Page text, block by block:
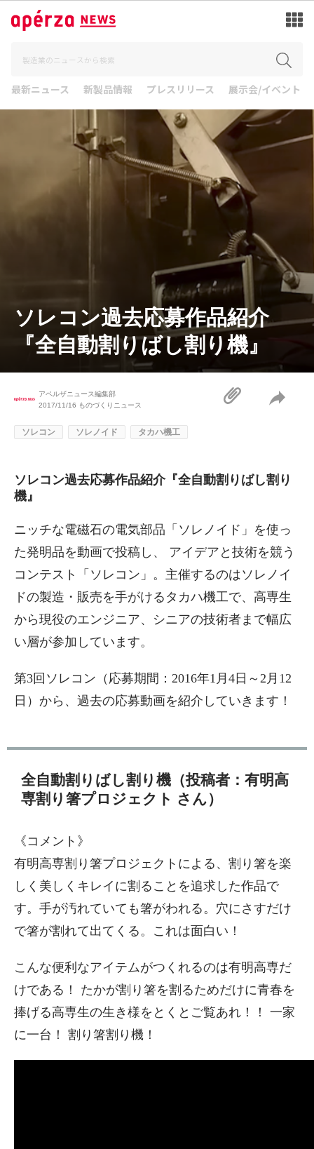
最新ニュース 新製品情報 プレスリリース 展示会/イベント
ソレコン過去応募作品紹介
『全自動割りばし割り機』
アペルザニュース編集部
2017/11/16 ものづくりニュース
ソレコン ソレノイド タカハ機工
ソレコン過去応募作品紹介『全自動割りばし割り
機』
ニッチな電磁石の電気部品「ソレノイド」を使っ
た発明品を動画で投稿し、 アイデアと技術を競う
コンテスト「ソレコン」。主催するのはソレノイ
ドの製造・販売を手がけるタカハ機工で、高専生
から現役のエンジニア、シニアの技術者まで幅広
い層が参加しています。
第3回ソレコン（応募期間：2016年1月4日～2月12
日）から、過去の応募動画を紹介していきます！
全自動割りばし割り機（投稿者：有明高
専割り箸プロジェクト さん）
《コメント》
有明高専割り箸プロジェクトによる、割り箸を楽
しく美しくキレイに割ることを追求した作品で
す。手が汚れていても箸がわれる。穴にさすだけ
で箸が割れて出てくる。これは面白い！
こんな便利なアイテムがつくれるのは有明高専だ
けである！ たかが割り箸を割るためだけに青春を
捧げる高専生の生き様をとくとご覧あれ！！ 一家
に一台！ 割り箸割り機！